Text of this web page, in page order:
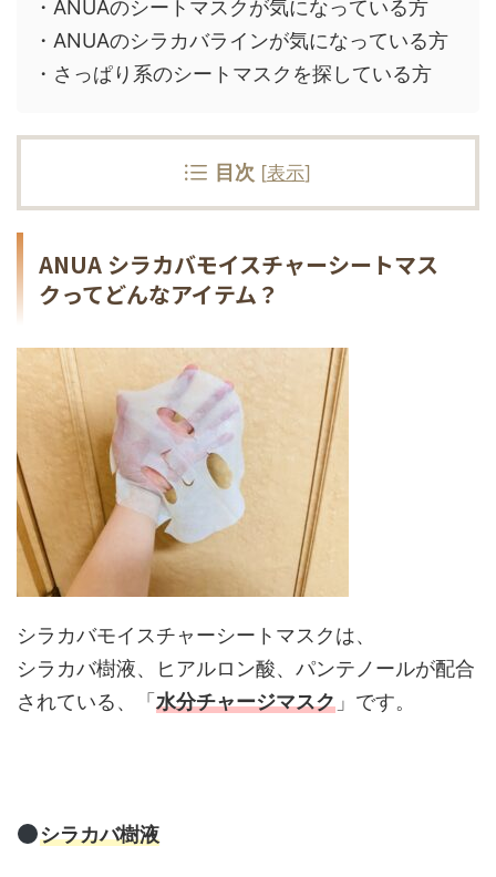
・ANUAのシートマスクが気になっている方
・ANUAのシラカバラインが気になっている方
・さっぱり系のシートマスクを探している方
目次 [表示]
ANUA シラカバモイスチャーシートマス
クってどんなアイテム？
シラカバモイスチャーシートマスクは、
シラカバ樹液、ヒアルロン酸、パンテノールが配合
されている、「水分チャージマスク 」です。
シラカバ樹液